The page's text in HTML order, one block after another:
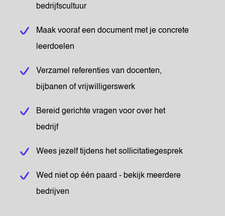
bedrijfscultuur
Maak vooraf een document met je concrete
leerdoelen
Verzamel referenties van docenten,
bijbanen of vrijwilligerswerk
Bereid gerichte vragen voor over het
bedrijf
Wees jezelf tijdens het sollicitatiegesprek
Wed niet op één paard - bekijk meerdere
bedrijven